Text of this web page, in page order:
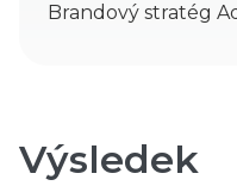
Brandový stratég
Výsledek